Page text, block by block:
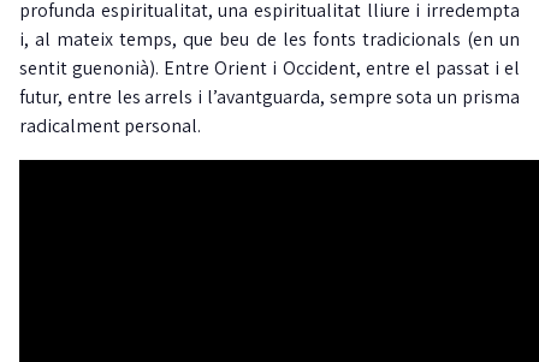
profunda espiritualitat, una espiritualitat lliure i irredempta
i, al mateix temps, que beu de les fonts tradicionals (en un
sentit guenonià). Entre Orient i Occident, entre el passat i el
futur, entre les arrels i l’avantguarda, sempre sota un prisma
radicalment personal.